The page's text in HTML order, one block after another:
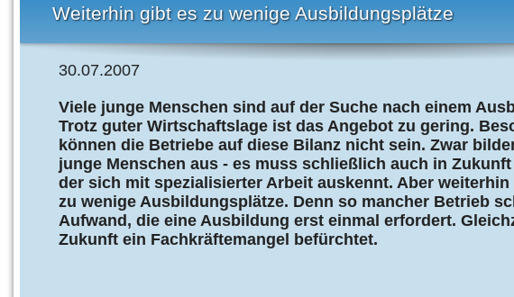
Fragen und Antworten
Weiterhin gibt es zu wenige Ausbildungsplätze
30.07.2007
Viele junge Menschen sind auf der Suche nach einem
Trotz guter Wirtschaftslage ist das Angebot zu gering.
können die Betriebe auf diese Bilanz nicht sein. Zwar
junge Menschen aus - es muss schließlich auch in
der sich mit spezialisierter Arbeit auskennt. Aber
zu wenige Ausbildungsplätze. Denn so mancher Betrieb
Aufwand, die eine Ausbildung erst einmal erfordert.
Zukunft ein Fachkräftemangel befürchtet.